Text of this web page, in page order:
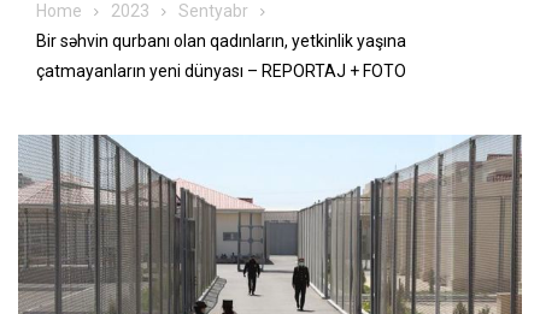
Home 2023
Sentyabr
Bir səhvin qurbanı olan qadınların, yetkinlik yaşına
çatmayanların yeni dünyası – REPORTAJ + FOTO